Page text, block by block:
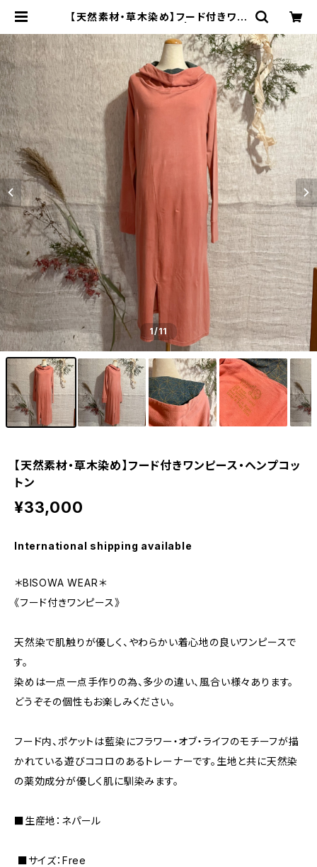
【天然素材・草木染め】フード付きワン
y ⁂Asterism Unity Space LL
C.
1/11
【天然素材・草木染め】フード付きワンピース・ヘンプコッ
トン
¥33,000
International shipping available
＊BISOWA WEAR＊
《フード付きワンピース》
天然染で肌触りが優しく、やわらかい着心地の良いワンピースで
す。
染めは一点一点手作りの為、多少の違い、風合い様々あります。
どうぞその個性もお楽しみください。
フード内、ポケットは藍染にフラワー・オブ・ライフのモチーフが描
かれている遊びココロのあるトレーナーです。生地と共に天然染
の薬効成分が優しく肌に馴染みます。
■生産地：ネパール
■サイズ：Free